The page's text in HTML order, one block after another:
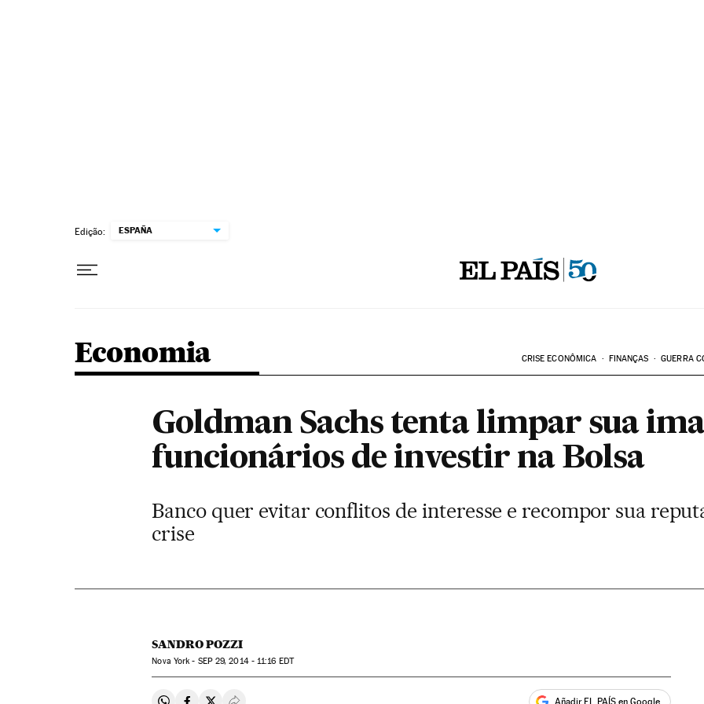
Edição: ESPAÑA
Economia CRISE ECONÔMICA FINANÇAS GUERRA
Goldman Sachs tenta limpar sua
funcionários de investir na Bolsa
Banco quer evitar conflitos de interesse e recompor sua
crise
SANDRO POZZI
Nova York - SEP29, 2014 - 11:16 EDT
Añadir EL PAÍS en Google